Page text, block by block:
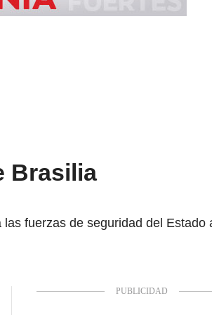
Brasilia
fuerzas de seguridad del Estado